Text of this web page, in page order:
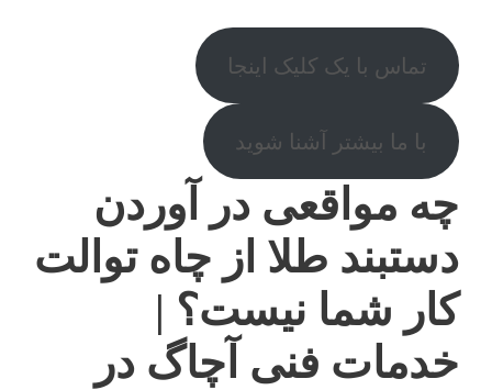
تماس با یک کلیک اینجا
با ما بیشتر آشنا شوید
چه مواقعی در آوردن
دستبند طلا از چاه توالت
کار شما نیست؟ |
خدمات فنی آچاگ در